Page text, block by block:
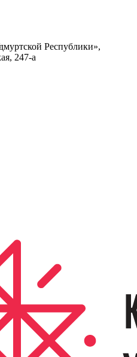
Республики»,
247-а